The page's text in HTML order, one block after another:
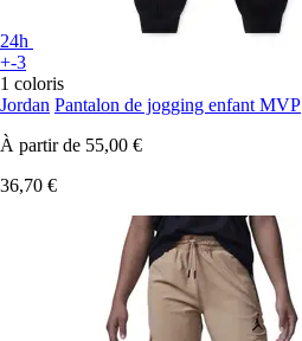
24h
+-3
1 coloris
Jordan Pantalon de jogging enfant MVP
À partir de 55,00 €
36,70 €